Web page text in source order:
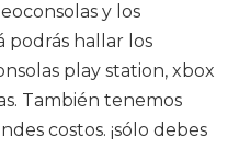
y los
podrás hallar los
play station, xbox
También tenemos
costos. ¡sólo debes